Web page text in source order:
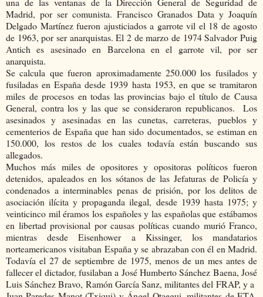
Madrid, por ser comunista. Francisco Granados Data y Joaquín
Delgado Martínez fueron ajusticiados a garrote vil el 18 de agosto
de 1963, por ser anarquistas. El 2 de marzo de 1974 Salvador Puig
Antich es asesinado en Barcelona en el garrote vil, por ser
anarquista.
Se calcula que fueron aproximadamente 250.000 los fusilados y
fusiladas en España desde 1939 hasta 1953, en que se tramitaron
miles de procesos en todas las provincias bajo el título de Causa
General, contra los y las que se consideraron republicanos. Los
asesinados y asesinadas en las cunetas, carreteras, pueblos y
cementerios de España que han sido documentados, se estiman en
150.000, los restos de los cuales todavía están buscando sus
allegados.
Muchos más miles de opositores y opositoras políticos fueron
detenidos, apaleados en los sótanos de las Jefaturas de Policía y
condenados a interminables penas de prisión, por los delitos de
asociación ilícita y propaganda ilegal, desde 1939 hasta 1975; y
veinticinco mil éramos los españoles y las españolas que estábamos
en libertad provisional por causas políticas cuando murió Franco,
mientras desde Eisenhower a Kissinger, los mandatarios
norteamericanos visitaban España y se abrazaban con él en Madrid.
Todavía el 27 de septiembre de 1975, menos de un mes antes de
fallecer el dictador, fusilaban a José Humberto Sánchez Baena, José
Luis Sánchez Bravo, Ramón García Sanz, militantes del FRAP, y a